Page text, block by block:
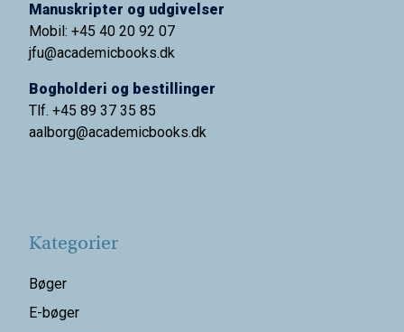
Manuskripter og udgivelser
Mobil: +45 40 20 92 07
jfu@academicbooks.dk
Bogholderi og bestillinger
Tlf. +45 89 37 35 85
aalborg@academicbooks.dk
Kategorier
Bøger
E-bøger